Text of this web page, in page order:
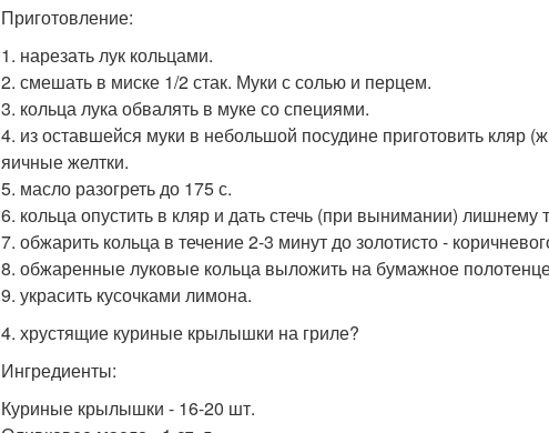
Приготовление:
1. нарезать лук кольцами.
2. смешать в миске 1/2 стак. Муки с солью и перцем.
3. кольца лука обвалять в муке со специями.
4. из оставшейся муки в небольшой посудине приготовить кляр
яичные желтки.
5. масло разогреть до 175 с.
6. кольца опустить в кляр и дать стечь (при вынимании) лишнему
7. обжарить кольца в течение 2-3 минут до золотисто -
8. обжаренные луковые кольца выложить на бумажное
9. украсить кусочками лимона.
4. хрустящие куриные крылышки на гриле?
Ингредиенты:
Куриные крылышки - 16-20 шт.